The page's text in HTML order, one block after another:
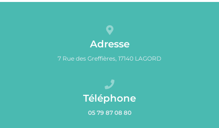
Adresse
7 Rue des Greffières, 17140 LAGORD
Téléphone
05 79 87 08 80